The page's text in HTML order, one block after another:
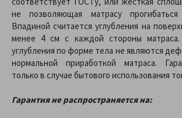
не позволяющая матрасу
Впадиной считается углубления на
менее 4 см с каждой стороны матраса.
углубления по форме тела не являются
нормальной приработкой матраса.
только в случае бытового использования
Гарантия не распространяется на: